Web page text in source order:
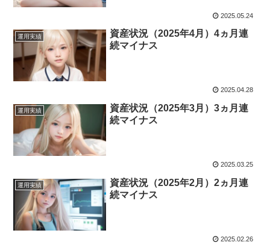
2025.05.24
運用実績
資産状況（2025年4月）4ヵ月連
続マイナス
2025.04.28
運用実績
資産状況（2025年3月）3ヵ月連
続マイナス
2025.03.25
運用実績
資産状況（2025年2月）2ヵ月連
続マイナス
2025.02.26